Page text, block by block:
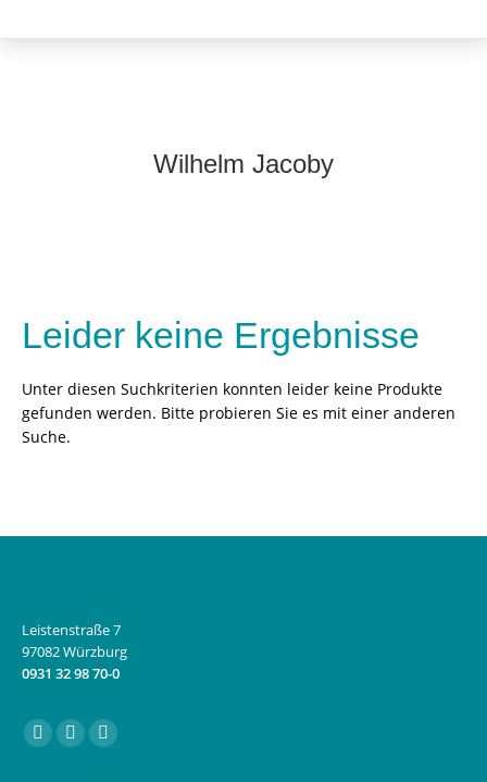
Wilhelm Jacoby
Leider keine Ergebnisse
Unter diesen Suchkriterien konnten leider keine Produkte
gefunden werden. Bitte probieren Sie es mit einer anderen
Suche.
Leistenstraße 7
97082 Würzburg
0931 32 98 70-0
Finden Sie uns auf:
FacebookInstagram
E-